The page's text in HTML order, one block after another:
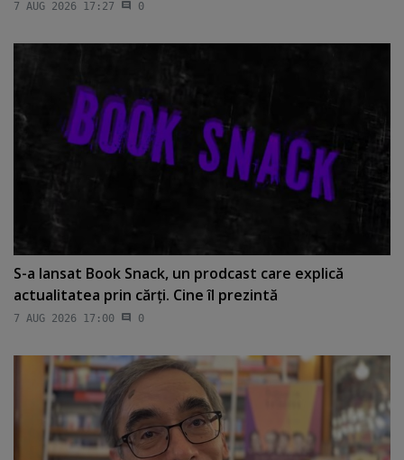
7 AUG 2026 17:27 0
S-a lansat Book Snack, un prodcast care explică
actualitatea prin cărţi. Cine îl prezintă
7 AUG 2026 17:00 0